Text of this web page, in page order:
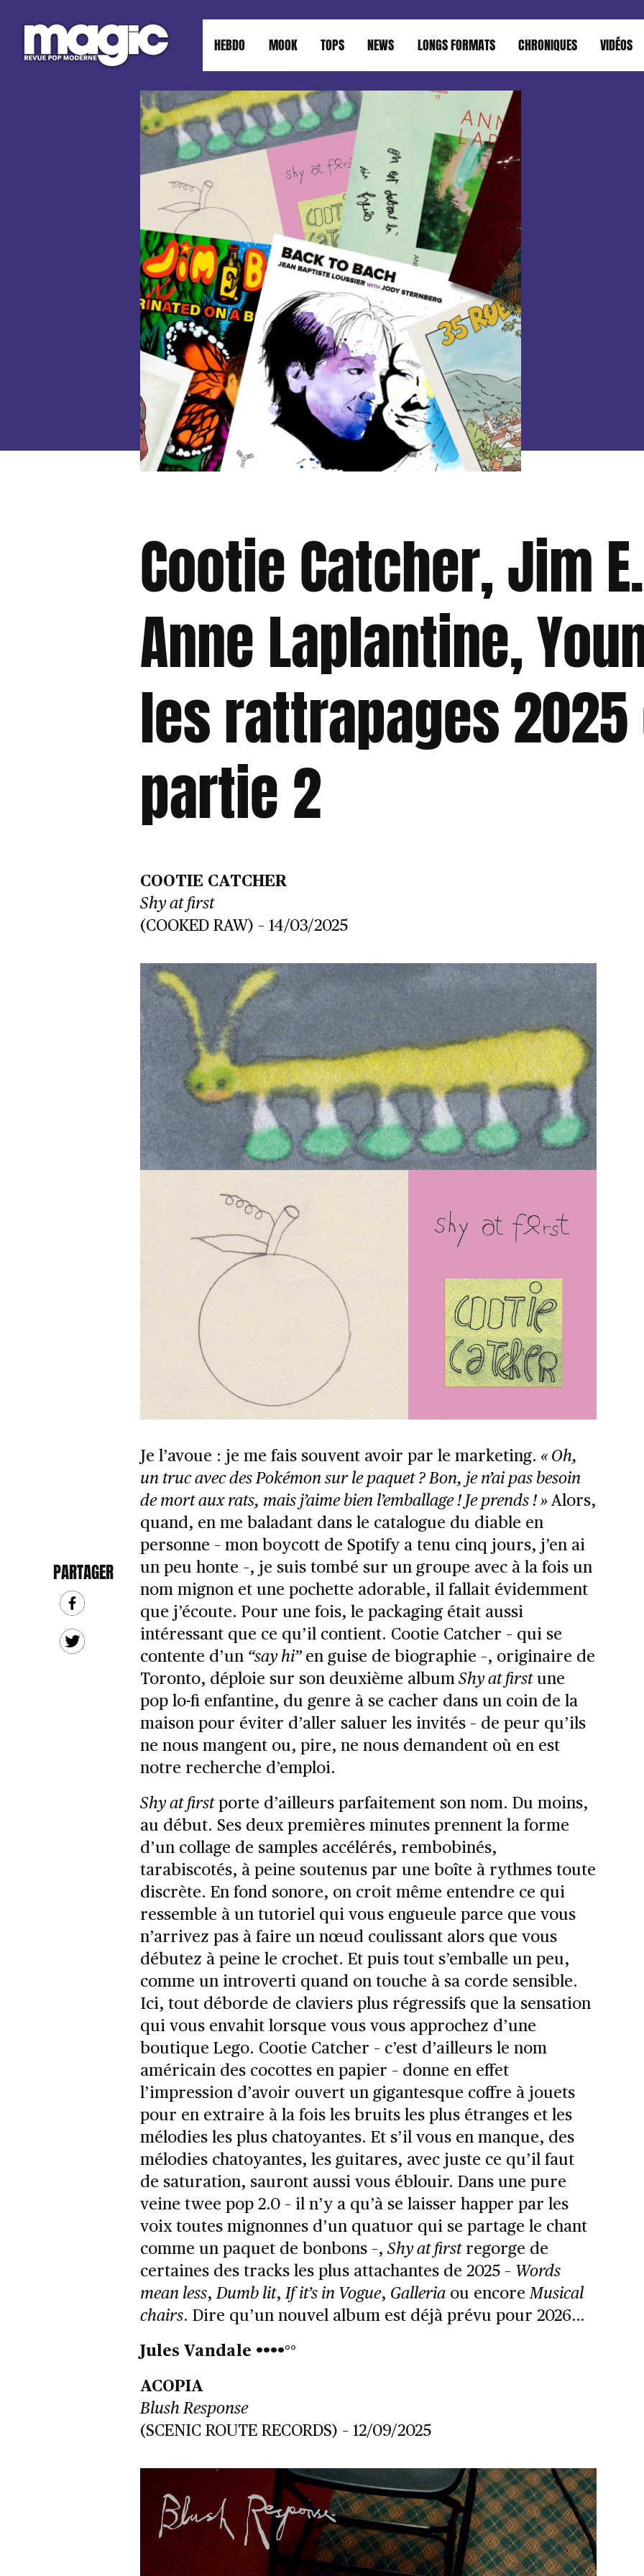
HEBDO MOOK TOPS NEWS LONGS FORMATS CHRONIQUES VIDÉOS
Cootie Catcher, Jim
Anne Laplantine,
les rattrapages
partie 2
PARTAGER
COOTIE CATCHER
Shy at first
(COOKED RAW) – 14/03/2025
Je l’avoue : je me fais souvent avoir par le marketing. « Oh,
un truc avec des Pokémon sur le paquet ? Bon, je n’ai pas besoin
de mort aux rats, mais j’aime bien l’emballage ! Je prends ! »Alors,
quand, en me baladant dans le catalogue du diable en
personne – mon boycott de Spotify a tenu cinq jours, j’en ai
un peu honte –, je suis tombé sur un groupe avec à la fois un
nom mignon et une pochette adorable, il fallait évidemment
que j’écoute. Pour une fois, le packaging était aussi
intéressant que ce qu’il contient. Cootie Catcher – qui se
contente d’un “say hi”en guise de biographie –, originaire de
Toronto, déploie sur son deuxième albumShy at firstune
pop lo-fi enfantine, du genre à se cacher dans un coin de la
maison pour éviter d’aller saluer les invités – de peur qu’ils
ne nous mangent ou, pire, ne nous demandent où en est
notre recherche d’emploi.
Shy at firstporte d’ailleurs parfaitement son nom. Du moins,
au début. Ses deux premières minutes prennent la forme
d’un collage de samples accélérés, rembobinés,
tarabiscotés, à peine soutenus par une boîte à rythmes toute
discrète. En fond sonore, on croit même entendre ce qui
ressemble à un tutoriel qui vous engueule parce que vous
n’arrivez pas à faire un nœud coulissant alors que vous
débutez à peine le crochet. Et puis tout s’emballe un peu,
comme un introverti quand on touche à sa corde sensible.
Ici, tout déborde de claviers plus régressifs que la sensation
qui vous envahit lorsque vous vous approchez d’une
boutique Lego. Cootie Catcher – c’est d’ailleurs le nom
américain des cocottes en papier – donne en effet
l’impression d’avoir ouvert un gigantesque coffre à jouets
pour en extraire à la fois les bruits les plus étranges et les
mélodies les plus chatoyantes. Et s’il vous en manque, des
mélodies chatoyantes, les guitares, avec juste ce qu’il faut
de saturation, sauront aussi vous éblouir. Dans une pure
veine twee pop 2.0 – il n’y a qu’à se laisser happer par les
voix toutes mignonnes d’un quatuor qui se partage le chant
comme un paquet de bonbons –, Shy at firstregorge de
certaines des tracks les plus attachantes de 2025 – Words
mean less,Dumb lit,If it’s in Vogue, Galleriaou encoreMusical
chairs. Dire qu’un nouvel album est déjà prévu pour 2026…
Jules Vandale ••••°°
ACOPIA
Blush Response
(SCENIC ROUTE RECORDS) – 12/09/2025